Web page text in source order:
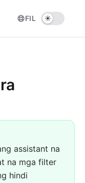
FIL
assistant na
na mga filter
hindi